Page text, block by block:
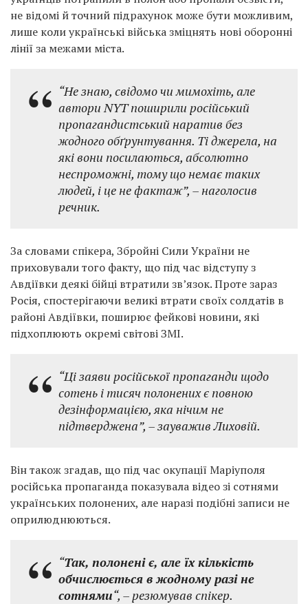
не відомі й точний підрахунок може бути можливим,
лише коли українські війська зміцнять нові оборонні
лінії за межами міста.
“Не знаю, свідомо чи мимохіть, але
автори NYT поширили російський
пропагандистський наратив без
жодного обґрунтування. Ті джерела, на
які вони посилаються, абсолютно
неспроможні, тому що немає таких
людей, і це не фактаж”, – наголосив
речник.
За словами спікера, Збройні Сили України не
приховували того факту, що під час відступу з
Авдіївки деякі бійці втратили зв’язок. Проте зараз
Росія, спостерігаючи великі втрати своїх солдатів в
районі Авдіївки, поширює фейкові новини, які
підхоплюють окремі світові ЗМІ.
“Ці заяви російської пропаганди щодо
сотень і тисяч полонених є повною
дезінформацією, яка нічим не
підтверджена”, – зауважив Лиховій.
Він також згадав, що під час окупації Маріуполя
російська пропаганда показувала відео зі сотнями
українських полонених, але наразі подібні записи не
оприлюднюються.
“Так, полонені є, але їх кількість
обчислюється в жодному разі не
сотнями“, – резюмував спікер.